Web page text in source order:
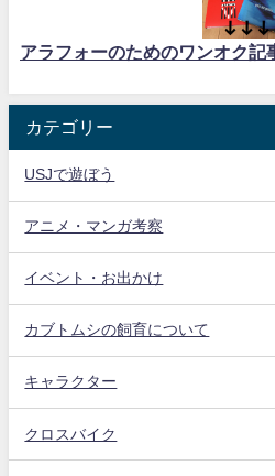
アラフォーのためのワンオク記
カテゴリー
USJで遊ぼう
アニメ・マンガ考察
イベント・お出かけ
カブトムシの飼育について
キャラクター
クロスバイク